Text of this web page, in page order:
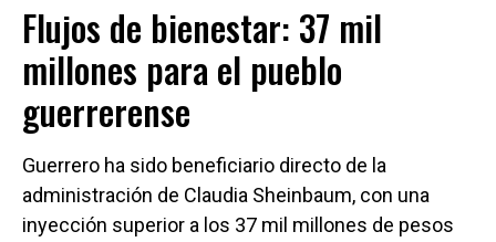
Flujos de bienestar: 37 mil
millones para el pueblo
guerrerense
Guerrero ha sido beneficiario directo de la
administración de Claudia Sheinbaum, con una
inyección superior a los 37 mil millones de pesos